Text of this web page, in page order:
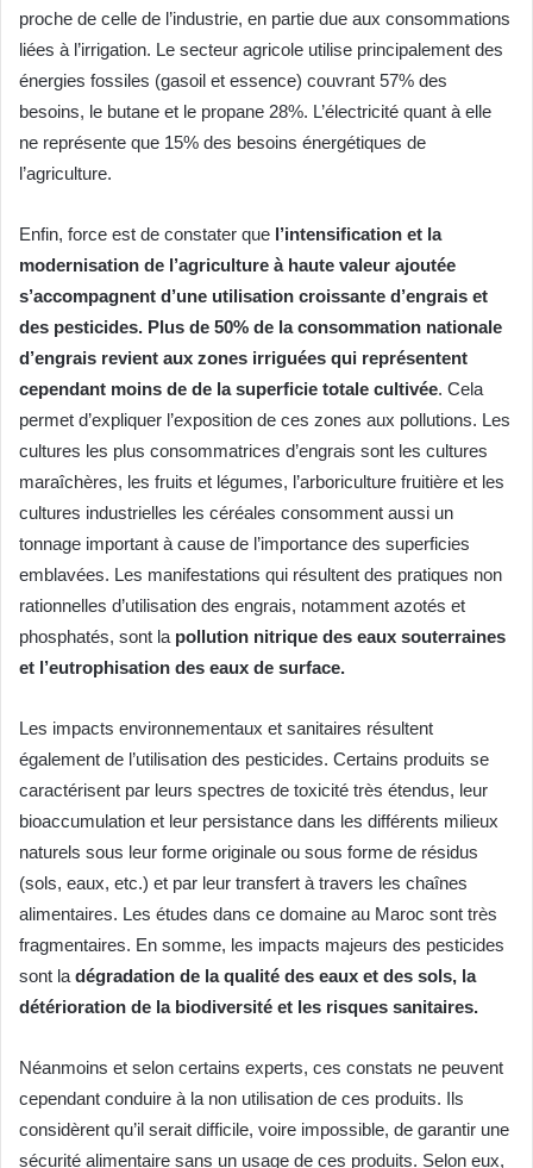
proche de celle de l’industrie, en partie due aux consommations
liées à l’irrigation. Le secteur agricole utilise principalement des
énergies fossiles (gasoil et essence) couvrant 57% des
besoins, le butane et le propane 28%. L’électricité quant à elle
ne représente que 15% des besoins énergétiques de
l’agriculture.
Enfin, force est de constater que l’intensification et la
modernisation de l’agriculture à haute valeur ajoutée
s’accompagnent d’une utilisation croissante d’engrais et
des pesticides. Plus de 50% de la consommation nationale
d’engrais revient aux zones irriguées qui représentent
cependant moins de de la superficie totale cultivée. Cela
permet d’expliquer l’exposition de ces zones aux pollutions. Les
cultures les plus consommatrices d’engrais sont les cultures
maraîchères, les fruits et légumes, l’arboriculture fruitière et les
cultures industrielles les céréales consomment aussi un
tonnage important à cause de l’importance des superficies
emblavées. Les manifestations qui résultent des pratiques non
rationnelles d’utilisation des engrais, notamment azotés et
phosphatés, sont la pollution nitrique des eaux souterraines
et l’eutrophisation des eaux de surface.
Les impacts environnementaux et sanitaires résultent
également de l’utilisation des pesticides. Certains produits se
caractérisent par leurs spectres de toxicité très étendus, leur
bioaccumulation et leur persistance dans les différents milieux
naturels sous leur forme originale ou sous forme de résidus
(sols, eaux, etc.) et par leur transfert à travers les chaînes
alimentaires. Les études dans ce domaine au Maroc sont très
fragmentaires. En somme, les impacts majeurs des pesticides
sont la dégradation de la qualité des eaux et des sols, la
détérioration de la biodiversité et les risques sanitaires.
Néanmoins et selon certains experts, ces constats ne peuvent
cependant conduire à la non utilisation de ces produits. Ils
considèrent qu’il serait difficile, voire impossible, de garantir une
sécurité alimentaire sans un usage de ces produits. Selon eux,